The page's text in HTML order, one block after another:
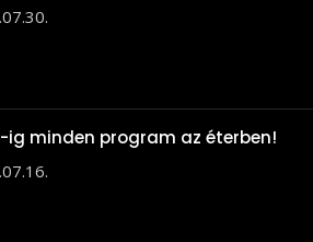
ig minden program az éterben!